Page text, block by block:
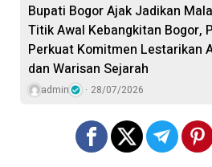
Bupati Bogor Ajak Jadikan
Titik Awal Kebangkitan Bogor,
Perkuat Komitmen Lestarikan
dan Warisan Sejarah
admin 28/07/2026